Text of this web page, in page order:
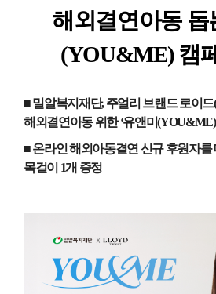
해외결연아동 돕
(YOU&ME) 캠
■ 밀알복지재단,주얼리 브랜드 로이드
해외결연아동 위한‘유앤미
■ 온라인 해외아동결연 신규 후원자를
목걸이 1개 증정